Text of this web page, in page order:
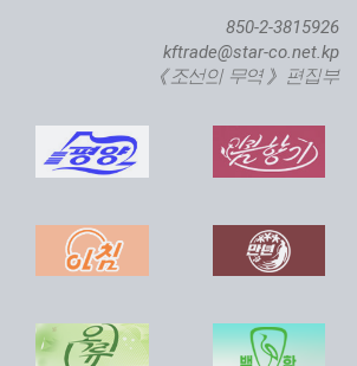
어종어장 준공식 진행
850-2-3815926
kftrade@star-co.net.kp
《조선의 무역》 편집부